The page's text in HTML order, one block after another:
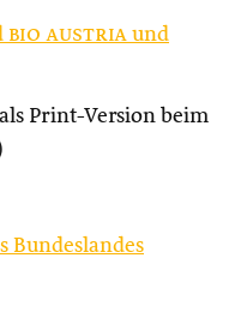
bio austria und
Print-Version beim